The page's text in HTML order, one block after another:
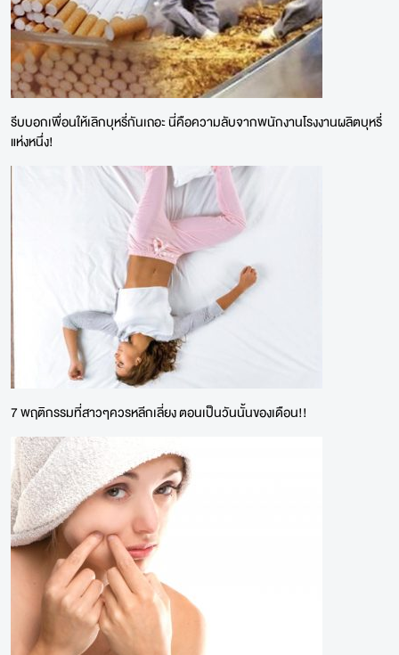
รีบบอกเพื่อนให้เลิกบุหรี่กันเถอะ นี่คือความลับจากพนักงานโรงงานผลิตบุหรี่
แห่งหนึ่ง!
7 พฤติกรรมที่สาวๆควรหลีกเลี่ยง ตอนเป็นวันนั้นของเดือน!!